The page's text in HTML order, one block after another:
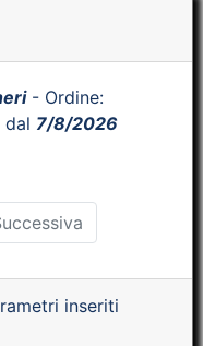
- Ordine:
dal 7/8/2026
inseriti